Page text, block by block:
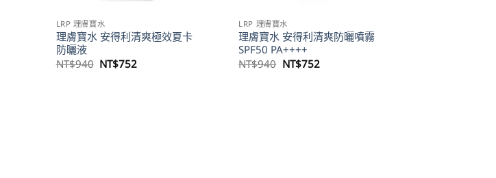
LRP 理膚寶水
理膚寶水 安得利清爽極效夏卡
防曬液
NT$940 原
NT$752
LRP 理膚寶水
理膚寶水 安得利清爽防曬噴霧
SPF50 PA++++
NT$940 原
NT$752目